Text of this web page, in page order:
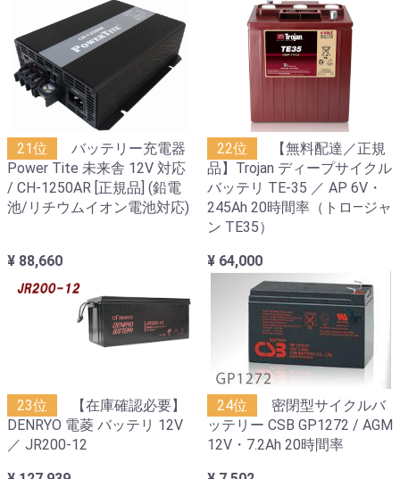
21位
バッテリー充電器
Power Tite 未来舎 12V 対応
/ CH-1250AR [正規品] (鉛電
池/リチウムイオン電池対応)
¥ 88,660
22位
【無料配達／正規
品】Trojan ディープサイクル
バッテリ TE-35 ／ AP 6V・
245Ah 20時間率（トロ―ジャ
ン TE35）
¥ 64,000
23位
【在庫確認必要】
DENRYO 電菱 バッテリ 12V
／ JR200-12
24位
密閉型サイクルバ
ッテリー CSB GP1272 / AGM
12V・7.2Ah 20時間率